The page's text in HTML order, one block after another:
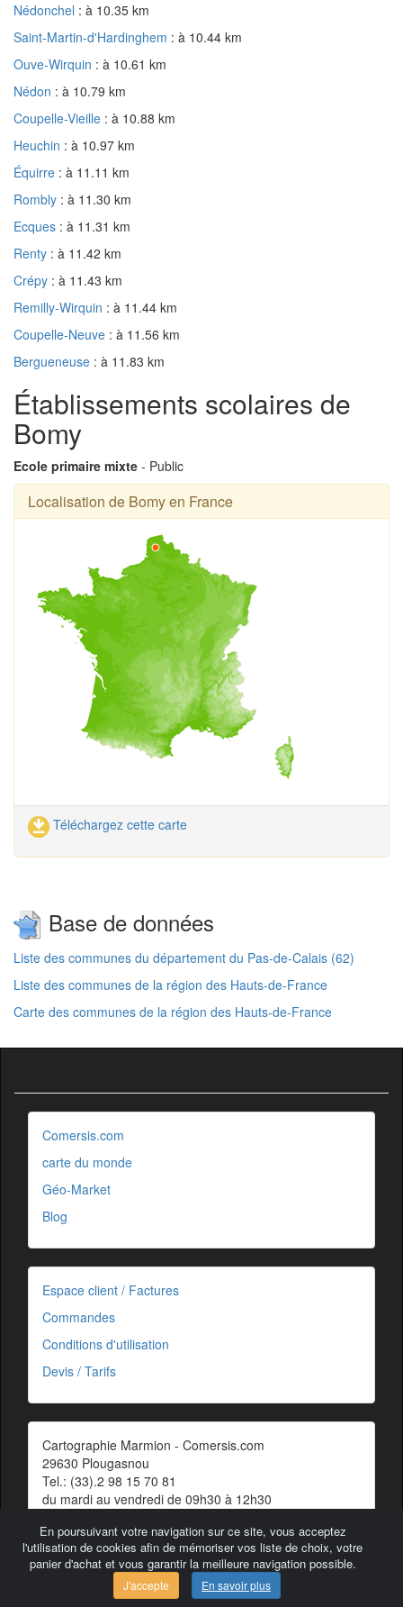
Nédonchel : à 10.35 km
Saint-Martin-d'Hardinghem : à 10.44 km
Ouve-Wirquin : à 10.61 km
Nédon : à 10.79 km
Coupelle-Vieille : à 10.88 km
Heuchin : à 10.97 km
Équirre : à 11.11 km
Rombly : à 11.30 km
Ecques : à 11.31 km
Renty : à 11.42 km
Crépy : à 11.43 km
Remilly-Wirquin : à 11.44 km
Coupelle-Neuve : à 11.56 km
Bergueneuse : à 11.83 km
Établissements scolaires de
Bomy
Ecole primaire mixte - Public
Localisation de Bomy en France
Téléchargez cette carte
Base de données
Liste des communes du département du Pas-de-Calais (62)
Liste des communes de la région des Hauts-de-France
Carte des communes de la région des Hauts-de-France
En poursuivant votre navigation sur ce site, vous acceptez
l'utilisation de cookies afin de mémoriser vos liste de choix, votre
panier d'achat et vous garantir la meilleure navigation possible.
J'accepte En savoir plus
Comersis.com
carte du monde
Géo-Market
Blog
Espace client / Factures
Commandes
Conditions d'utilisation
Devis / Tarifs
Cartographie Marmion - Comersis.com
29630 Plougasnou
Tel.: (33).2 98 15 70 81
du mardi au vendredi de 09h30 à 12h30
Contact